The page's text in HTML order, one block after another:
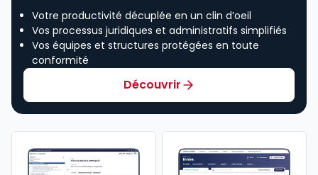
Votre productivité décuplée en un clin d’oeil
Vos processus juridiques et administratifs simplifiés
Vos équipes et structures protégées en toute
conformité
Découvrir